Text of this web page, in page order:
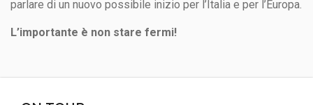
parlare di un nuovo possibile inizio per l’Italia e per l’Europa.
L’importante è non stare fermi!